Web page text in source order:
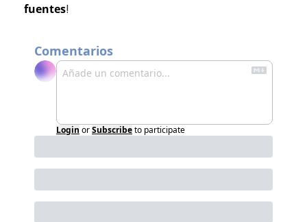
fuentes!
Comentarios
Login orSubscribeto participate